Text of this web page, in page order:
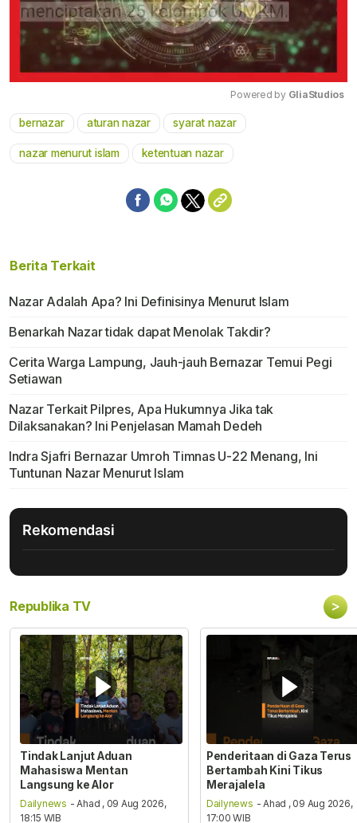
Powered by GliaStudios
bernazar aturan nazar syarat nazar
nazar menurut islam ketentuan nazar
Berita Terkait
Nazar Adalah Apa? Ini Definisinya Menurut Islam
Benarkah Nazar tidak dapat Menolak Takdir?
Cerita Warga Lampung, Jauh-jauh Bernazar Temui Pegi
Setiawan
Nazar Terkait Pilpres, Apa Hukumnya Jika tak
Dilaksanakan? Ini Penjelasan Mamah Dedeh
Indra Sjafri Bernazar Umroh Timnas U-22 Menang, Ini
Tuntunan Nazar Menurut Islam
Rekomendasi
Republika TV >
Tindak Lanjut Aduan
Mahasiswa Mentan
Langsung ke Alor
Dailynews - Ahad , 09 Aug 2026,
18:15 WIB
Penderitaan di Gaza Terus
Bertambah Kini Tikus
Merajalela
Dailynews - Ahad , 09 Aug 2026,
17:00 WIB